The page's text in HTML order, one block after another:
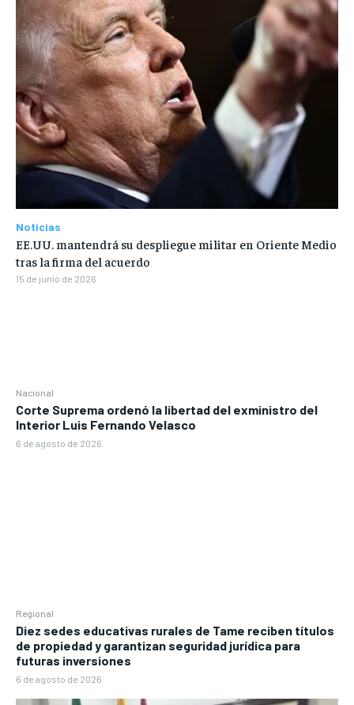
Nacional
Corte Suprema ordenó la libertad del exministro del
Interior Luis Fernando Velasco
6 de agosto de 2026
Regional
Diez sedes educativas rurales de Tame reciben títulos
de propiedad y garantizan seguridad jurídica para
futuras inversiones
6 de agosto de 2026
Noticias
EE.UU. mantendrá su despliegue militar en Oriente Medio
tras la firma del acuerdo
15 de junio de 2026